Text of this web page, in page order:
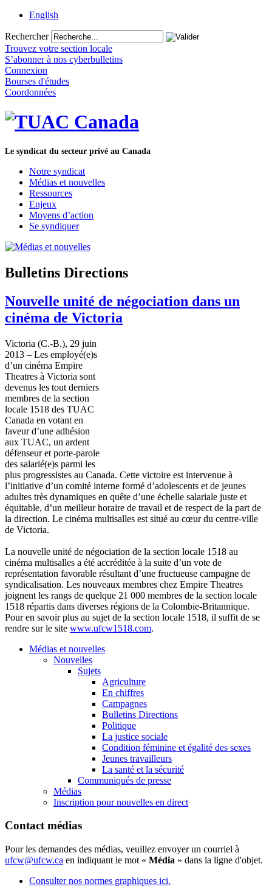
English
Rechercher
Trouvez votre section locale
S’abonner à nos cyberbulletins
Connexion
Bourses d'études
Coordonnées
Le syndicat du secteur privé au Canada
Notre syndicat
Médias et nouvelles
Ressources
Enjeux
Moyens d’action
Se syndiquer
Bulletins Directions
Nouvelle unité de négociation dans un
cinéma de Victoria
Victoria (C.-B.), 29 juin
2013 – Les employé(e)s
d’un cinéma Empire
Theatres à Victoria sont
devenus les tout derniers
membres de la section
locale 1518 des TUAC
Canada en votant en
faveur d’une adhésion
aux TUAC, un ardent
défenseuret porte-parole
des salarié(e)s parmi les
plus progressistes au Canada. Cette victoire est intervenue à
l’initiative d’un comité interne formé d’adolescents et de jeunes
adultes très dynamiques en quête d’une échelle salariale juste et
équitable, d’un meilleur horaire de travail et de respect de la part de
la direction. Le cinéma multisalles est situé au cœurdu centre-ville
de Victoria.
La nouvelle unité de négociation de la section locale 1518 au
cinéma multisalles a été accréditée à la suite d’un vote de
représentation favorable résultant d’une fructueuse campagne de
syndicalisation. Les nouveaux membres chez Empire Theatres
joignent les rangs de quelque 21 000 membres de la section locale
1518 répartis dans diverses régions de la Colombie-Britannique.
Pour en savoir plus au sujet de la section locale 1518, il suffit de se
rendre surle site www.ufcw1518.com.
Médias et nouvelles
Nouvelles
Sujets
Agriculture
En chiffres
Campagnes
Bulletins Directions
Politique
La justice sociale
Condition féminine et égalité des sexes
Jeunes travailleurs
La santé et la sécurité
Communiqués de presse
Médias
Inscription pour nouvelles en direct
Contact médias
Pour les demandes des médias, veuillez envoyer un courriel à
ufcw@ufcw.ca en indiquant le mot « Média » dans la ligne d'objet.
Consulter nos normes graphiques ici.